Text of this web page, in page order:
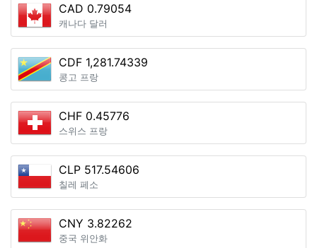
CAD 0.79054
캐나다 달러
CDF 1,281.74339
콩고 프랑
CHF 0.45776
스위스 프랑
CLP 517.54606
칠레 페소
CNY 3.82262
중국 위안화